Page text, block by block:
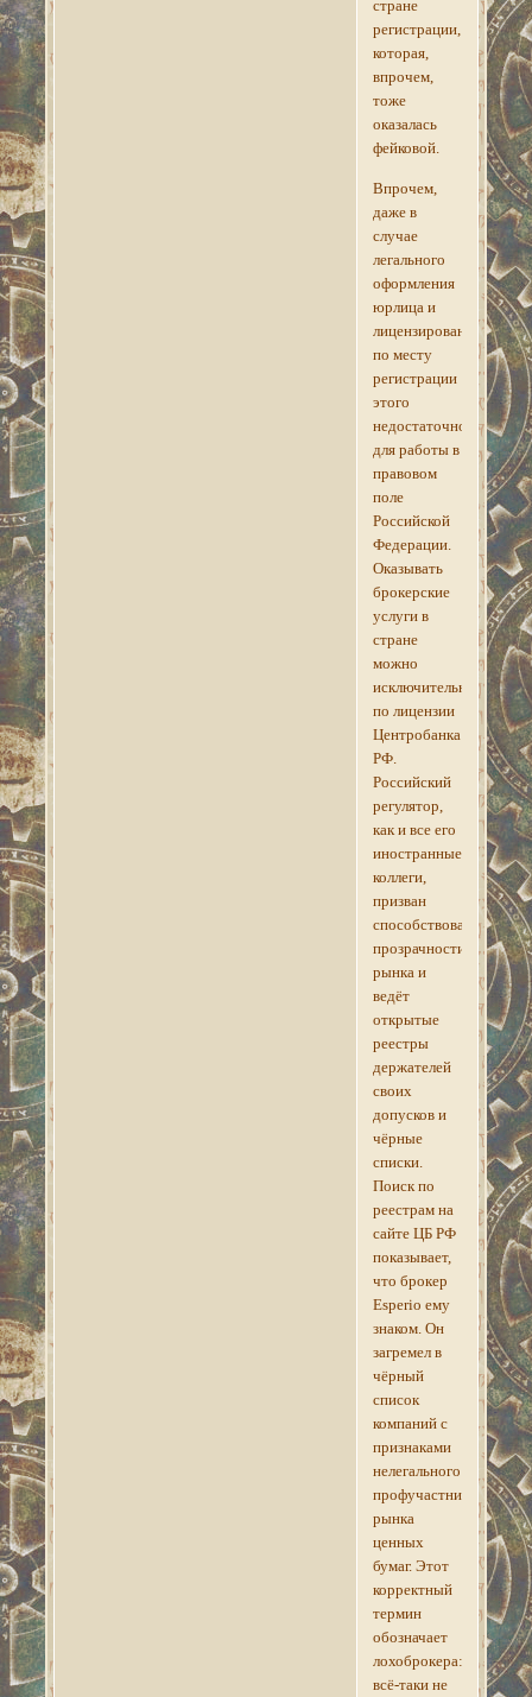
стране
регистрации,
которая,
впрочем,
тоже
оказалась
фейковой.
Впрочем,
даже в
случае
легального
оформления
юрлица и
лицензирования
по месту
регистрации
этого
недостаточно
для работы в
правовом
поле
Российской
Федерации.
Оказывать
брокерские
услуги в
стране
можно
исключительно
по лицензии
Центробанка
РФ.
Российский
регулятор,
как и все его
иностранные
коллеги,
призван
способствовать
прозрачности
рынка и
ведёт
открытые
реестры
держателей
своих
допусков и
чёрные
списки.
Поиск по
реестрам на
сайте ЦБ РФ
показывает,
что брокер
Esperio ему
знаком. Он
загремел в
чёрный
список
компаний с
признаками
нелегального
профучастника
рынка
ценных
бумаг. Этот
корректный
термин
обозначает
лохоброкера:
всё-таки не